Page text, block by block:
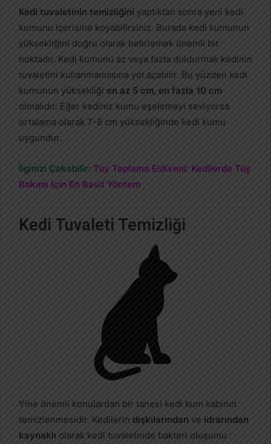
Kedi tuvaletinin temizliğini yaptıktan sonra yeni kedi
kumunu içerisine koyabilirsiniz. Burada kedi kumunun
yüksekliğini doğru olarak belirlemek önemli bir
noktadır. Kedi kumunu az veya fazla doldurmak kedinin
tuvaletini kullanmamasına yol açabilir. Bu yüzden kedi
kumunun yüksekliği en az 5 cm, en fazla 10 cm
olmalıdır. Eğer kediniz kumu eşelemeyi seviyorsa
ortalama olarak 7-8 cm yüksekliğinde kedi kumu
uygundur.
İlginizi Çekebilir: Tüy Toplama Eldiveni: Kedilerde Tüy
Bakımı İçin En Basit Yöntem
Kedi Tuvaleti Temizliği
Yine önemli konulardan bir tanesi kedi kum kabının
temizlenmesidir. Kedilerin dışkılarından ve idrarından
kaynaklı olarak kedi tuvaletinde bakteri oluşumu